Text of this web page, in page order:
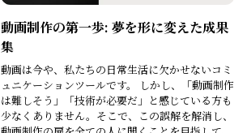
動画制作の第一歩: 夢を形に変えた成果
集
動画は今や、私たちの日常生活に欠かせないコミ
ュニケーションツールです。 しかし、「動画制作
は難しそう」「技術が必要だ」と感じている方も
少なくありません。そこで、この誤解を解消し、